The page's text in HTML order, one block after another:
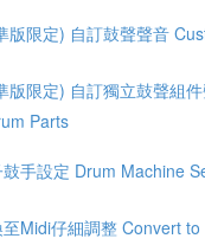
版限定) 自訂鼓聲聲音
版限定) 自訂獨立鼓聲組
Parts
手設定 Drum Machine
Midi仔細調整 Convert